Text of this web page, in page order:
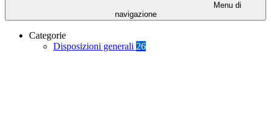
Menu di
navigazione
Categorie
Disposizioni generali 26